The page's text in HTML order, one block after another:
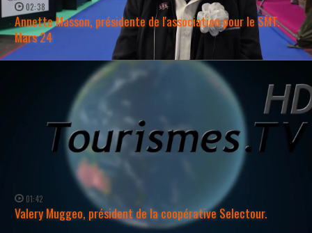
02:38
Annette Masson, présidente de l'association pour le SMT.
Mars 24
WATCH NOW →
01:42
Valery Muggeo, président de la coopérative Selectour.